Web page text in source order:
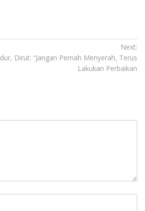
Next:
Dirut: “Jangan Pernah Menyerah, Terus
Lakukan Perbaikan